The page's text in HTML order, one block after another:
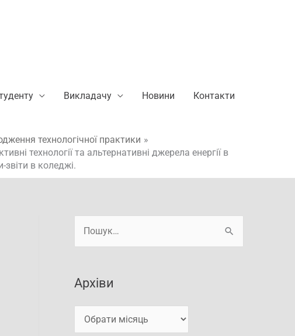
Викладачу Новини Контакти
технологічної практики
технології та альтернативні джерела енергії в
в коледжі.
а
т
Архіви